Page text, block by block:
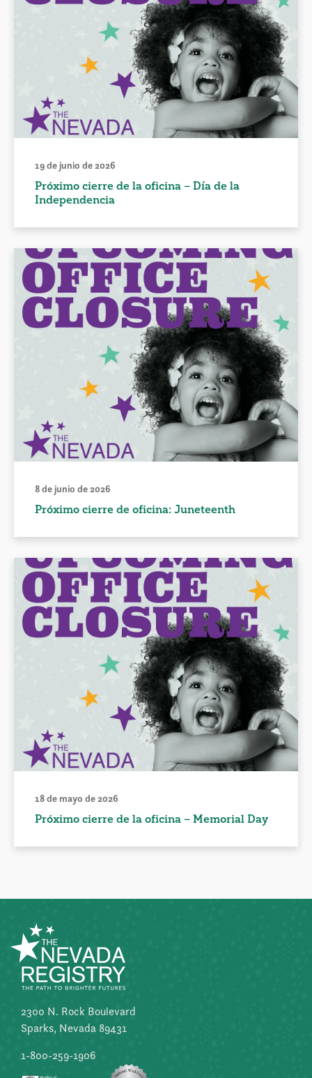
19 de junio de 2026
Próximo cierre de la oficina – Día de la
Independencia
8 de junio de 2026
Próximo cierre de oficina: Juneteenth
18 de mayo de 2026
Próximo cierre de la oficina – Memorial Day
2300 N. Rock Boulevard
Sparks, Nevada 89431
1-800-259-1906